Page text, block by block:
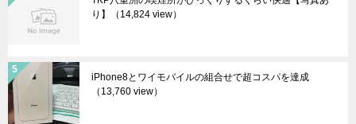
り】
（14,824 view）
iPhone8とワイモバイルの組合せで超コスパを達成
（13,760 view）